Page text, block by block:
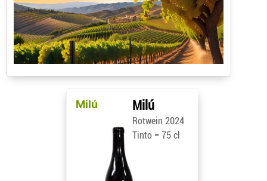
Milú Milú
Rotwein 2024
Tinto - 75 cl